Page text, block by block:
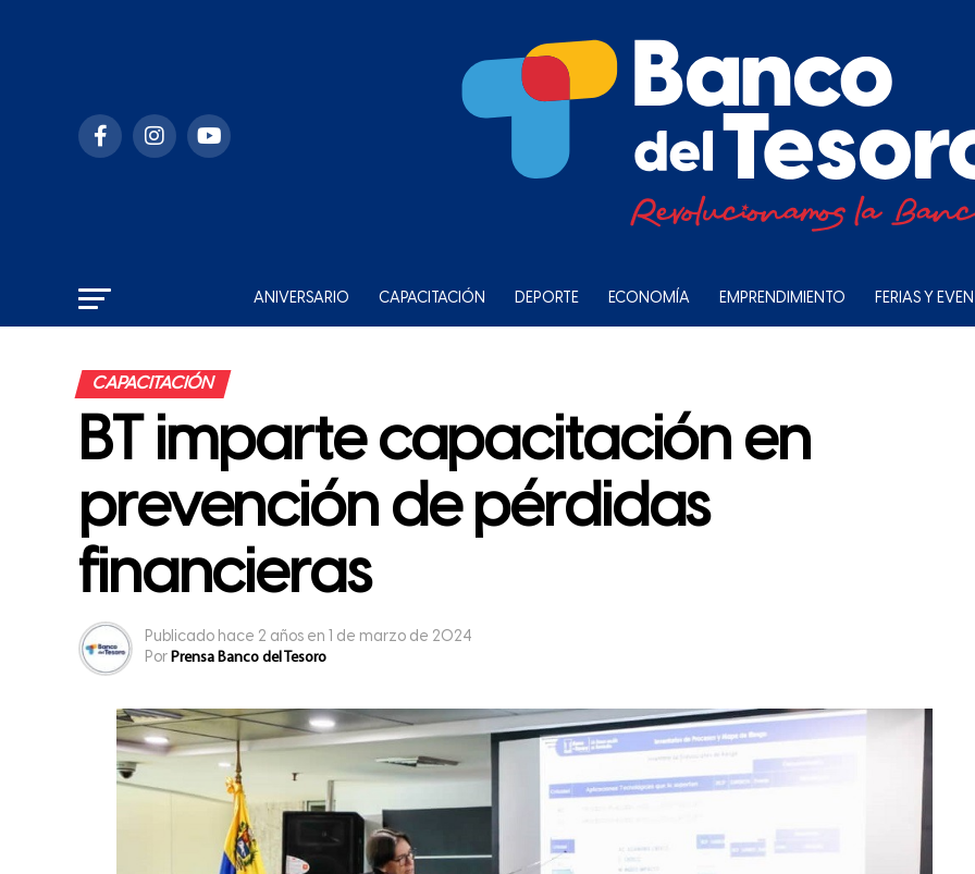
ANIVERSARIO CAPACITACIÓN DEPORTE ECONOMÍA EMPRENDIMIENTO FERIAS Y
CAPACITACIÓN
BT imparte capacitación en
prevención de pérdidas
financieras
Publicado hace 2 años en 1 de marzo de 2024
Por Prensa Banco del Tesoro